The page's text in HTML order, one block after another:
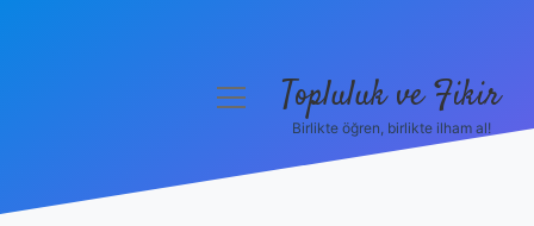
menüyüTopluluk ve Fikir
Birlikte öğren, birlikte ilham al!